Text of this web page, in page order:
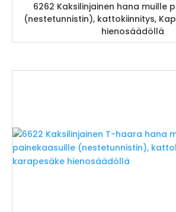
6262 Kaksilinjainen hana muille
(nestetunnistin), kattokiinnitys,
hienosäädöllä